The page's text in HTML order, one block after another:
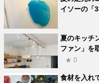
イソーの「
夏のキッチ
ファン」を
★ 0
食材を入れ